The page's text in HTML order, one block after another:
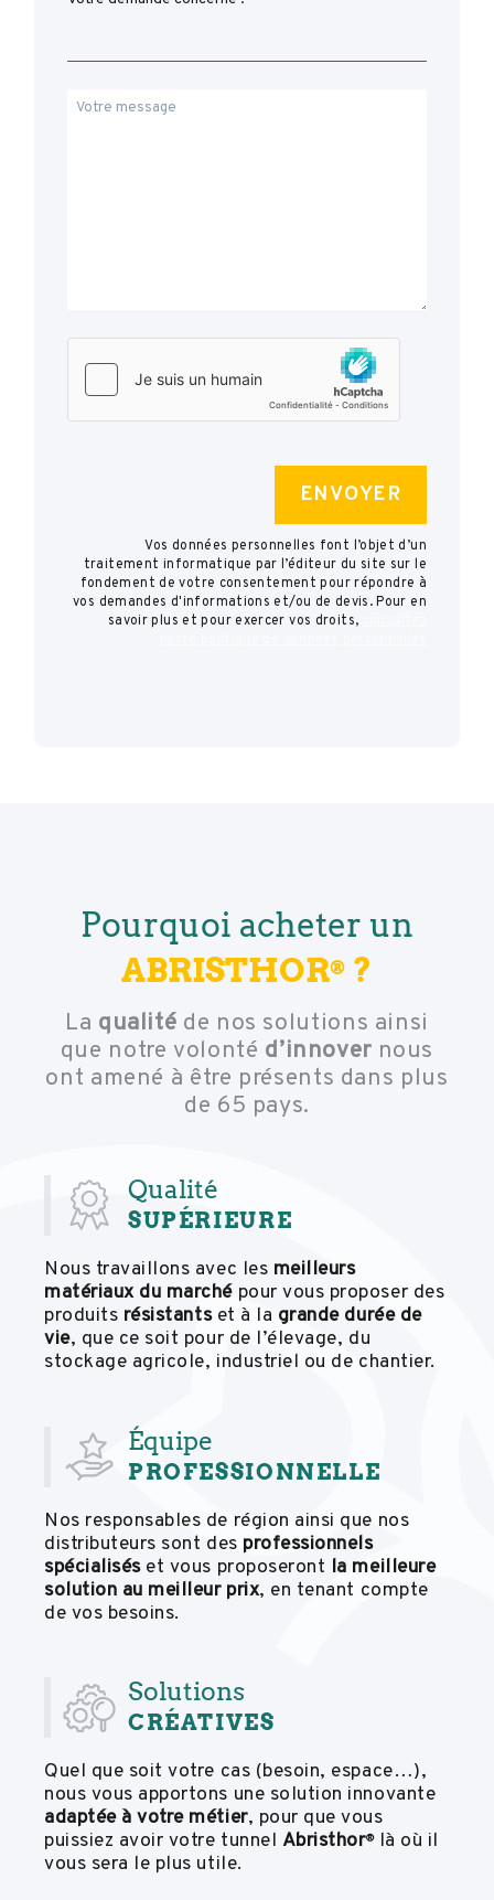
Vos données personnelles font l’objet d’un
traitement informatique par l’éditeur du site sur le
fondement de votre consentement pour répondre à
vos demandes d'informations et/ou de devis. Pour en
savoir plus et pour exercer vos droits,
Pourquoi acheter un
ABRISTHOR® ?
La qualité de nos solutions ainsi
que notre volonté d’innovernous
ont amené à être présents dans plus
de 65 pays.
Qualité
SUPÉRIEURE
Nous travaillons avec les meilleurs
matériaux du marché pour vous proposer des
produits résistantset à la grande durée de
vie, que ce soit pour de l’élevage, du
stockage agricole, industriel ou de chantier.
Équipe
PROFESSIONNELLE
Nos responsables de région ainsi que nos
distributeurs sont des professionnels
spécialiséset vous proposeront la meilleure
solution au meilleur prix, en tenant compte
de vos besoins.
Solutions
CRÉATIVES
Quel que soit votre cas (besoin, espace…),
nous vous apportons une solution innovante
adaptée à votre métier, pour que vous
puissiez avoir votre tunnel Abristhor®là où il
vous sera le plus utile.